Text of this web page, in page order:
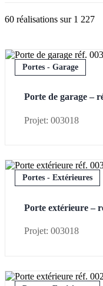
60 réalisations sur 1 227
Portes - Garage
Porte de garage –
Projet: 003018
Portes - Extérieures
Porte extérieure –
Projet: 003018